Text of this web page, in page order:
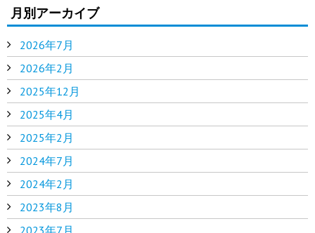
月別アーカイブ
2026年7月
2026年2月
2025年12月
2025年4月
2025年2月
2024年7月
2024年2月
2023年8月
2023年7月